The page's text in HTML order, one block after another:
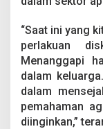
D
l
a
m
K
m
a
j
“Saat ini yang
perlakuan
Menanggapi
dalam
dalam
pemahaman
diinginkan,”